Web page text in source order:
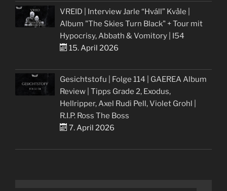
VREID | Interview Jarle “Hváll” Kvåle |
Album "The Skies Turn Black" + Tour mit
Hypocrisy, Abbath & Vomitory | I54
15. April 2026
Gesichtstofu | Folge 114 | GAEREA Album
Review | Tipps Grade 2, Exodus,
Hellripper, Axel Rudi Pell, Violet Grohl |
R.I.P. Ross The Boss
7. April 2026